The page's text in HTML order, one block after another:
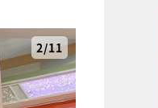
2/11